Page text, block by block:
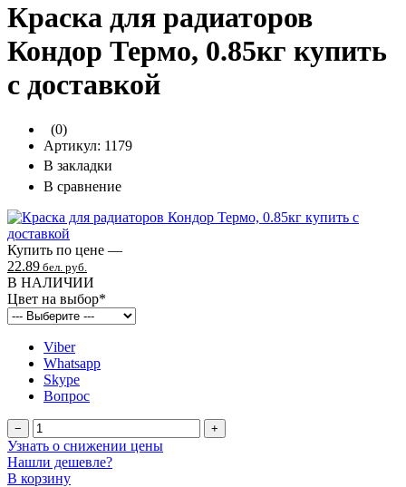
Краска для радиаторов
Кондор Термо, 0.85кг купить
с доставкой
(0)
Артикул: 1179
В закладки
В сравнение
Купить по цене —
22.89 бел. руб.
В НАЛИЧИИ
Цвет на выбор*
Viber
Whatsapp
Skype
Вопрос
− +
Узнать о снижении цены
Нашли дешевле?
В корзину